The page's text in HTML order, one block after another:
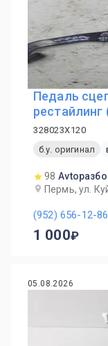
Педаль
328023X120
б.у. оригинал
98
Пермь, ул.
(952) 656-12-86
1 000
05.08.2026